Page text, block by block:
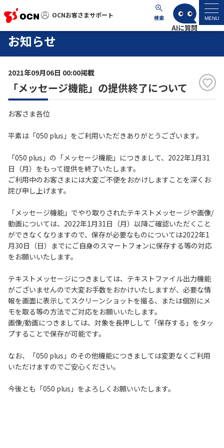
OCNお客さまサポート 検索 MENU
OCNお客さまサポート
サポートトップ
よくあるご質問
工事・故障情報
各種ダウンロード
お問い合わせ
履歴・お気に入り
お知らせ サポートサイトの使い方
NTTドコモビジネスのお客さ
まはこちら
工事・故障情報通知
OCN サービス一覧
お知らせ
2021年09月06日 00:00掲載
「メッセージ機能」の提供終了について
お客さま各位
平素は「050 plus」をご利用いただきありがとうございます。
「050 plus」の「メッセージ機能」につきまして、2022年1月31
日（月）をもって提供を終了いたします。
ご利用中のお客さまには大変ご不便をおかけしますことを深くお
詫び申し上げます。
「メッセージ機能」でやり取りされたテキストメッセージや画像/
動画については、2022年1月31日（月）以降ご確認いただくこと
ができなくなりますので、保存が必要なものについては2022年1
月30日（日）までにご自身のスマートフォンに保存する等の対応
をお願いいたします。
テキストメッセージにつきましては、テキストファイル出力機能
がございませんので大変お手数をおかけいたしますが、必要な情
報を画面に表示してスクリーンショットを撮る、または個別にメ
モを取る等の方法でご対応をお願いいたします。
画像/動画につきましては、対象を長押しして「保存する」をタッ
プすることで保存が可能です。
なお、「050 plus」のその他機能につきましては変更なくご利用
いただけますのでご安心ください。
今後とも「050 plus」をよろしくお願いいたします。